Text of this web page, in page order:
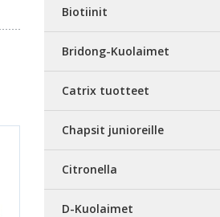
Biotiinit
Bridong-Kuolaimet
Catrix tuotteet
Chapsit junioreille
Citronella
D-Kuolaimet